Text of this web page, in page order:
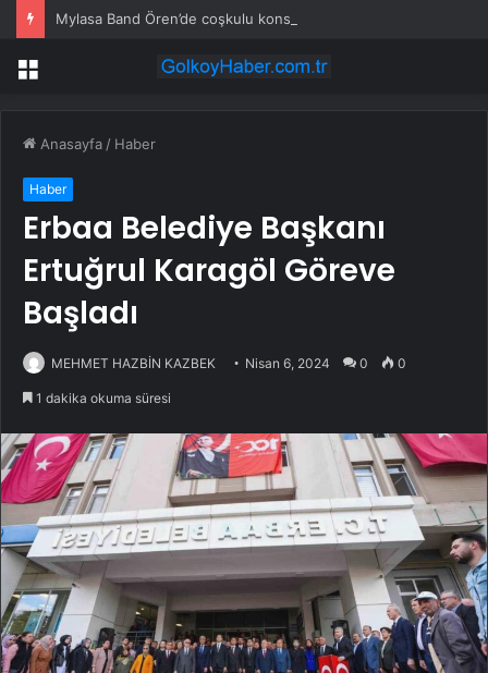
Mylasa Band Ören’de coşkulu konser verdi
Menü
Anasayfa / Haber
Haber
Erbaa Belediye Başkanı
Ertuğrul Karagöl Göreve
Başladı
MEHMET HAZBİN KAZBEK Nisan 6, 2024 0 0
1 dakika okuma süresi